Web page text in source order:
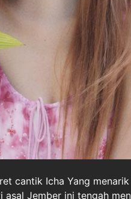
cantik Icha Yang
asal Jember ini tengah